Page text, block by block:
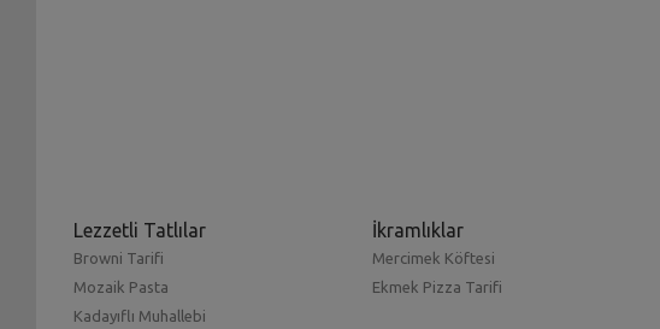
Lezzetli Tatlılar
Browni Tarifi
Mozaik Pasta
Kadayıflı Muhallebi
İkramlıklar
Mercimek Köftesi
Ekmek Pizza Tarifi